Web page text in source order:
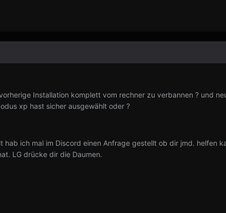
Installation komplett vom rechner zu verbannen ? und
xp hast sicher ausgewählt oder ?
hab ich mal im Discord einen Anfrage gestellt ob dir jmd.
LG drücke dir die Daumen.